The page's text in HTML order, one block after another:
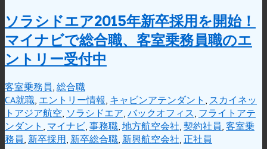
ソラシドエア2015年新卒採用を開始！
マイナビで総合職、客室乗務員職のエ
ントリー受付中
客室乗務員, 総合職
CA就職, エントリー情報, キャビンアテンダント , スカイネッ
トアジア航空, ソラシドエア, バックオフィス, フライトアテ
ンダント , マイナビ, 事務職, 地方航空会社, 契約社員, 客室乗
務員, 新卒採用, 新卒総合職, 新興航空会社, 正社員